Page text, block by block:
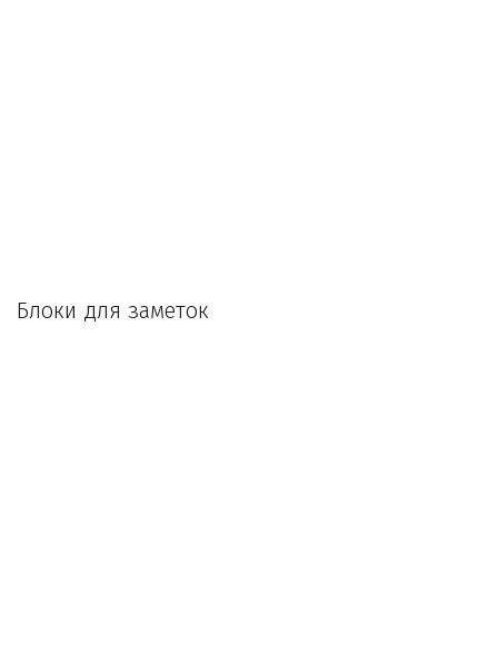
Блоки для заметок